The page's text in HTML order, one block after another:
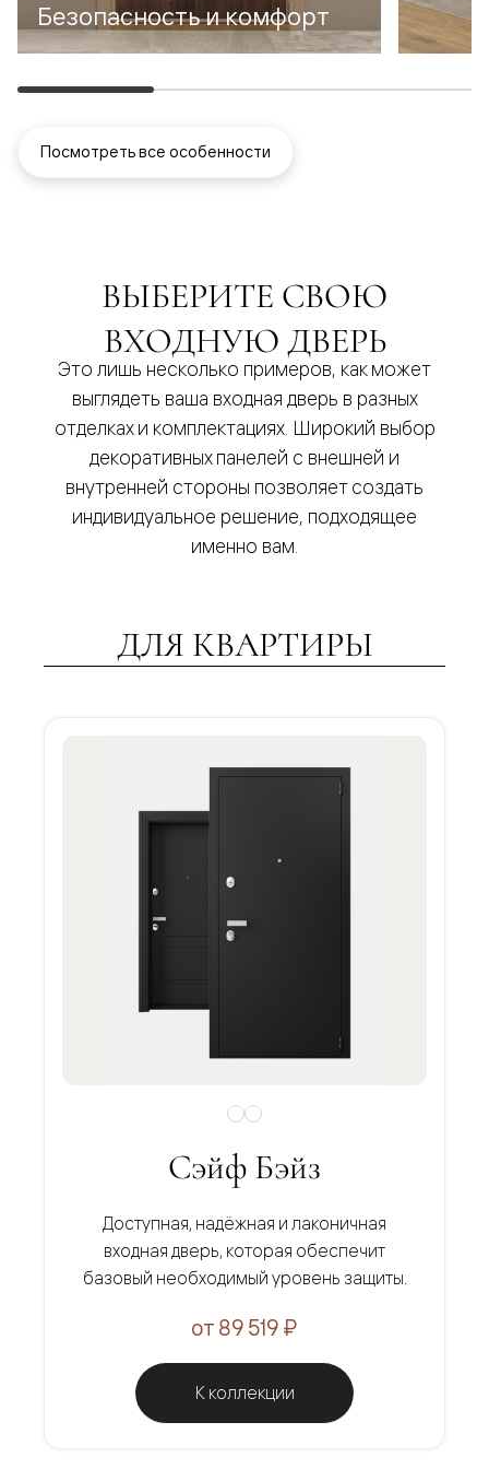
Безопасность и комфорт
Посмотреть все особенности
ВЫБЕРИТЕ СВОЮ
ВХОДНУЮ ДВЕРЬ
Это лишь несколько примеров, как может
выглядеть ваша входная дверь в разных
отделках и комплектациях. Широкий выбор
декоративных панелей с внешней и
внутренней стороны позволяет создать
индивидуальное решение, подходящее
именно вам.
ДЛЯ КВАРТИРЫ
Сэйф Бэйз
Доступная, надёжная и лаконичная
входная дверь, которая обеспечит
базовый необходимый уровень защиты.
от 89 519 ₽
К коллекции